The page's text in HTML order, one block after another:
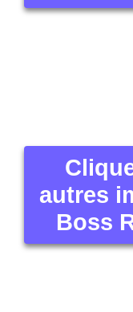
autres
Boss